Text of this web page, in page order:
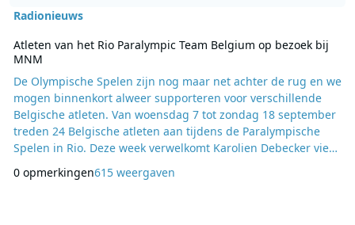
Radionieuws
Atleten van het Rio Paralympic Team Belgium op bezoek bij
MNM
De Olympische Spelen zijn nog maar net achter de rug en we
mogen binnenkort alweer supporteren voor verschillende
Belgische atleten. Van woensdag 7 tot zondag 18 september
treden 24 Belgische atleten aan tijdens de Paralympische
Spelen in Rio. Deze week verwelkomt Karolien Debecker vier
atleten in Camping Karolien. Zij komen vertellen over hun
sport en hun ambities voor de Spelen. Vandaag beet
0 opmerkingen615 weergaven